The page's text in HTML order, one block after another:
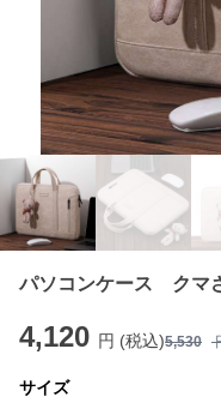
パソコンケース クマ
4,120 円 (税込)5,530
サイズ